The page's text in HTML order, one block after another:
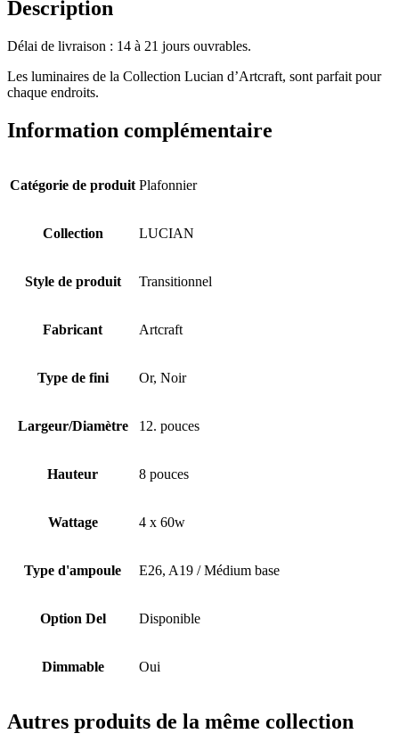
Description
Délai de livraison : 14 à 21 jours ouvrables.
Les luminaires de la Collection Lucian d’Artcraft, sont parfait pour
chaque endroits.
Information complémentaire
Catégorie de produit Plafonnier
Collection LUCIAN
Style de produit Transitionnel
Fabricant Artcraft
Type de fini Or, Noir
Largeur/Diamètre 12. pouces
Hauteur 8 pouces
Wattage 4 x 60w
Type d'ampoule E26, A19 / Médium base
Option Del Disponible
Dimmable Oui
Autres produits de la même collection